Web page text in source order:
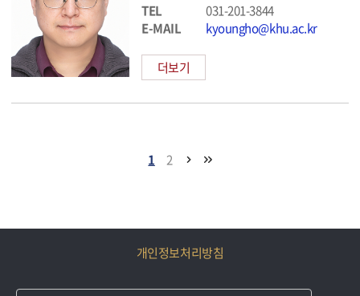
TEL
031-201-3844
E-MAIL
kyoungho@khu.ac.kr
더보기
1 2
개인정보처리방침